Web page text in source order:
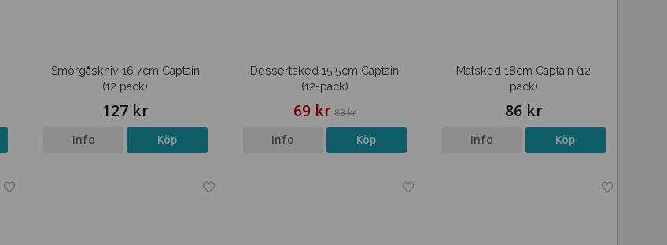
Smörgåskniv 16,7cm Captain
(12 pack)
127 kr
Info Köp
Dessertsked 15,5cm Captain
(12-pack)
69 kr 83 kr
Info Köp
Matsked 18cm Captain (12
pack)
86 kr
Info Köp